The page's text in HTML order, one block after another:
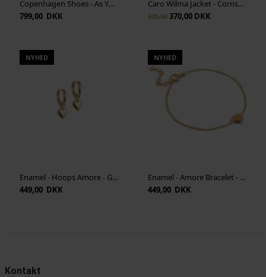
Copenhagen Shoes - As You See S - Beige
799,00 DKK
Caro Wilma Jacket - Cornstalk
529,00 370,00 DKK
NYHED
Enamel - Hoops Amore - Guld
449,00 DKK
NYHED
Enamel - Amore Bracelet - Guld
449,00 DKK
Kontakt